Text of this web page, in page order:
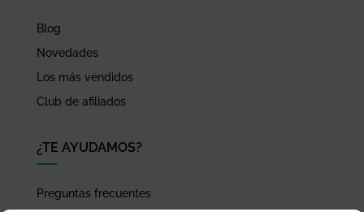
Blog
Novedades
Los más vendidos
Club de afiliados
¿TE AYUDAMOS?
Preguntas frecuentes